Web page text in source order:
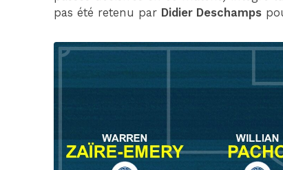
pas été retenu par Didier Deschamps